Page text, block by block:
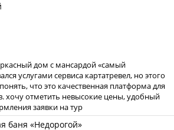
дом с мансардой «самый
услугами сервиса картатревел, но этого
что это качественная платформа для
хочу отметить невысокие цены, удобный
заявки на тур